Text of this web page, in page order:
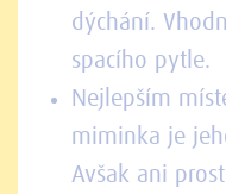
dýchání.
spacího pytle.
Nejlepším
miminka je
Avšak ani